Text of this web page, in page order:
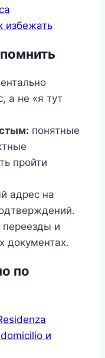
избежать
а не «я тут
понятные
пройти
адрес на
переезды и
документах.
по
и